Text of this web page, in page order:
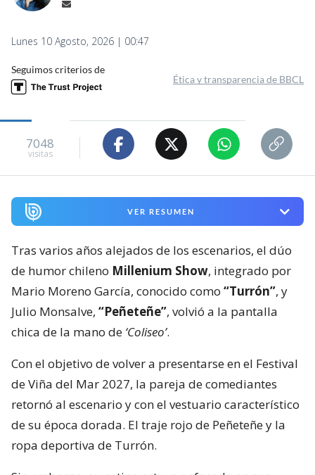
Lunes 10 Agosto, 2026 | 00:47
Seguimos criterios de
Ética y transparencia de BBCL
7048
visitas
VER RESUMEN
Tras varios años alejados de los escenarios, el dúo
de humor chileno Millenium Show, integrado por
Mario Moreno García, conocido como “Turrón”, y
Julio Monsalve, “Peñeteñe”, volvió a la pantalla
chica de la mano de ‘Coliseo’.
Con el objetivo de volver a presentarse en el Festival
de Viña del Mar 2027, la pareja de comediantes
retornó al escenario y con el vestuario característico
de su época dorada. El traje rojo de Peñeteñe y la
ropa deportiva de Turrón.